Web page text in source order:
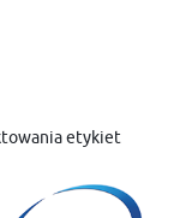
etykiet